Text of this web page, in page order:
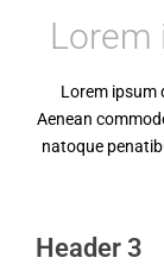
Lorem
Lorem ipsum
Aenean
natoque
Header 3